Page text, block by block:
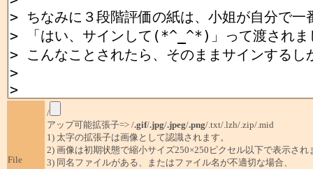
File
/
アップ可能拡張子=> /.gif/.jpg/.jpeg/.png/.txt/.lzh/.zip/.mid
1) 太字の拡張子は画像として認識されます。
2) 画像は初期状態で縮小サイズ250×250ピクセル以下で表示され
3) 同名ファイルがある、またはファイル名が不適切な場合、